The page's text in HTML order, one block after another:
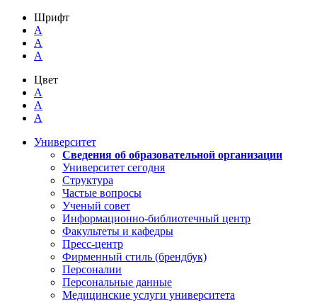
Шрифт
A
A
A
Цвет
A
A
A
Университет
Сведения об образовательной организации
Университет сегодня
Структура
Частые вопросы
Ученый совет
Информационно-библиотечный центр
Факультеты и кафедры
Пресс-центр
Фирменный стиль (брендбук)
Персоналии
Персональные данные
Медицинские услуги университета